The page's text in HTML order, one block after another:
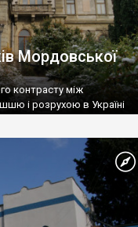
Мордовської
контрасту між
і розрухою в Україні